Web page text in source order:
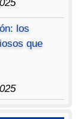
los
que